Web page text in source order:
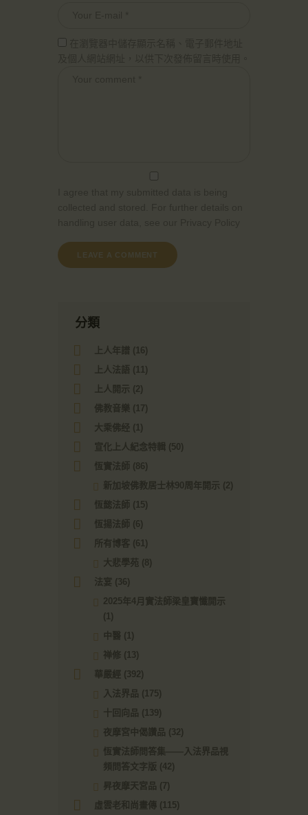
分類
上人年譜 (16)
上人法語 (11)
上人開示 (2)
佛教音樂 (17)
大乘佛经 (1)
宣化上人紀念特輯 (50)
恆實法師 (86)
新加坡佛教居士林90周年開示 (2)
恆懿法師 (15)
恆揚法師 (6)
所有博客 (61)
大悲學苑 (8)
法宴 (36)
2025年4月實法師梁皇寶懺開示
(1)
中醫 (1)
禅修 (13)
華嚴經 (392)
入法界品 (175)
十回向品 (139)
夜摩宮中偈讚品 (32)
恆實法師問答集——入法界品視
頻問答文字版 (42)
昇夜摩天宮品 (7)
虛雲老和尚畫傳 (115)